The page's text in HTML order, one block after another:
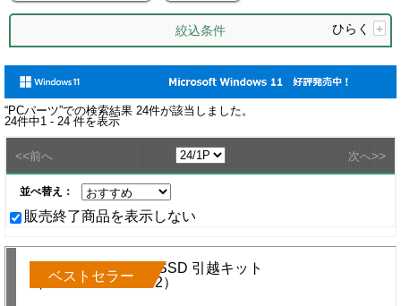
絞込条件 ひらく +
“PCパーツ”での検索結果 24件が該当しました。
24件中1 - 24件を表示
<<前へ 次へ>>
並べ替え：
販売終了商品を表示しない
ベストセラー